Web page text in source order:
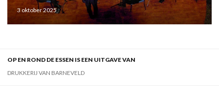
3 oktober 2025
OP EN ROND DE ESSEN IS EEN UITGAVE VAN
DRUKKERIJ VAN BARNEVELD